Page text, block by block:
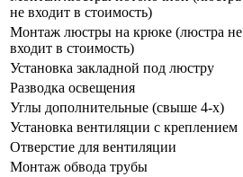
не входит в стоимость)
Монтаж люстры на крюке (люстра не
входит в стоимость)
Установка закладной под люстру
Разводка освещения
Углы дополнительные (свыше 4-х)
Установка вентиляции с креплением
Отверстие для вентиляции
Монтаж обвода трубы